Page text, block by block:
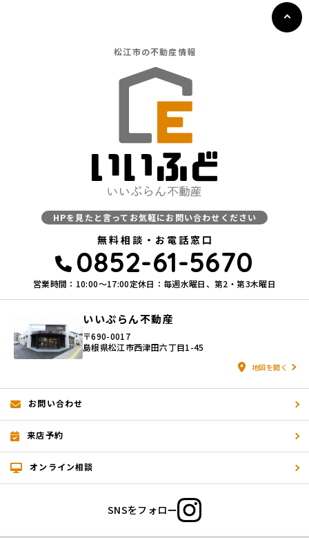
松江市の不動産情報
HPを見たと言ってお気軽にお問い合わせください
無料相談・お電話窓口
0852-61-5670
営業時間：10:00〜17:00定休日：毎週水曜日、第2・第3木曜日
いいぷらん不動産
〒690-0017
島根県松江市西津田六丁目1-45
地図を開く
お問い合わせ
来店予約
オンライン相談
SNSをフォロー